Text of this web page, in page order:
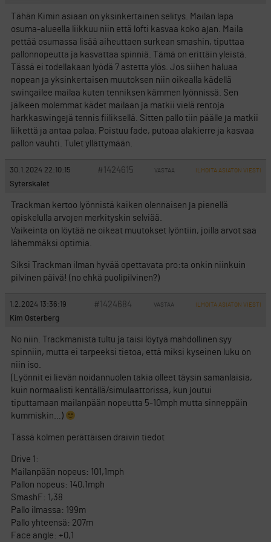
Tähän Kimin asiaan on yksinkertainen selitys. Mailan lapa
osuma-alueella liikkuu niin että lofti kasvaa koko ajan. Maila
pettää osumassa lisää aiheuttaen surkean smashin, tiputtaa
pallonnopeutta ja kasvattaa spinniä. Tämä on erittäin yleistä.
Tässä ei todellakaan lyödä 7 astetta ylös. Jos siihen haluaa
nopean ja yksinkertaisen muutoksen niin oikealla kädellä
swingailee mailaa kuten tenniksen kämmen lyönnissä. Sen
jälkeen molemmat kädet mailaan ja matkii vielä rentoja
harkkaswingejä tennis fiiliksellä. Sitten pallo tiin päälle ja matkii
liikettä ja antaa palaa. Poistuu fade, putoaa alakierre ja kasvaa
pallon vauhti. Tulet yllättymään.
30.1.2024 22:10:15 #1424615 VASTAA ILMOITA ASIATON VIESTI
Syterskalet
Trackman kertoo lyönnistä kaiken olennaisen ja pienellä
opiskelulla arvojen merkityskin selviää.
Vaikeinta on löytää ne oikeat muutokset lyöntiin, joilla arvot saa
lähemmäksi optimia.
Siksi Trackman ilman hyvää opettavata pro:ta onkin niinkuin
pilvinen päivä! (no ehkä puolipilvinen?)
1.2.2024 13:36:19 #1424684 VASTAA ILMOITA ASIATON VIESTI
Kim Osterberg
No niin. Trackmanista tultu ja taisi löytyä mahdollinen syy
spinniin, mutta ei tarpeeksi tietoa, että miksi kyseinen luku on
niin iso.
(Lyönnit ei lievän noidannuolen takia olleet täysin samanlaisia,
kuin normaalisti kentällä/simulaattorissa, kun joutui
tiputtamaan mailanpään nopeutta 5-10mph mutta sinneppäin
kummiskin…)
Tässä kolmen perättäisen draivin tiedot
Drive 1:
Mailanpään nopeus: 101,1mph
Pallon nopeus: 140,1mph
SmashF: 1,38
Pallo ilmassa: 199m
Pallo yhteensä: 207m
Face angle: +0,1